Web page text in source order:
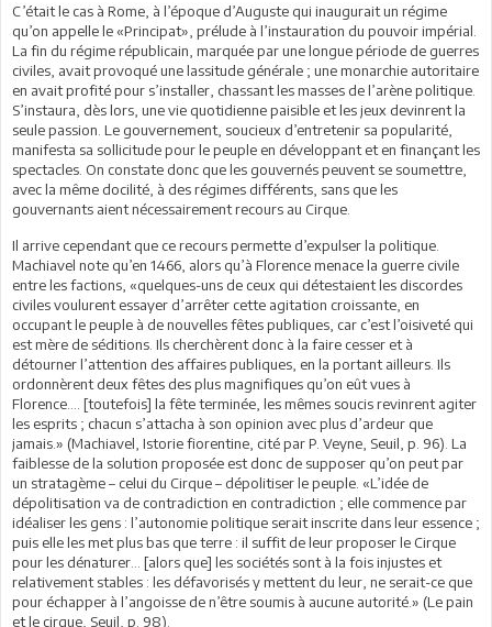
C’était le cas à Rome, à l’époque d’Auguste qui inaugurait un régime
qu’on appelle le «Principat», prélude à l’instauration du pouvoir impérial.
La fin du régime républicain, marquée par une longue période de guerres
civiles, avait provoqué une lassitude générale ; une monarchie autoritaire
en avait profité pour s’installer, chassant les masses de l’arène politique.
S’instaura, dès lors, une vie quotidienne paisible et les jeux devinrent la
seule passion. Le gouvernement, soucieux d’entretenir sa popularité,
manifesta sa sollicitude pour le peuple en développant et en finançant les
spectacles. On constate donc que les gouvernés peuvent se soumettre,
avec la même docilité, à des régimes différents, sans que les
gouvernants aient nécessairement recours au Cirque.
Il arrive cependant que ce recours permette d’expulser la politique.
Machiavel note qu’en 1466, alors qu’à Florence menace la guerre civile
entre les factions, «quelques-uns de ceux qui détestaient les discordes
civiles voulurent essayer d’arrêter cette agitation croissante, en
occupant le peuple à de nouvelles fêtes publiques, car c’est l’oisiveté qui
est mère de séditions. Ils cherchèrent donc à la faire cesser et à
détourner l’attention des affaires publiques, en la portant ailleurs. Ils
ordonnèrent deux fêtes des plus magnifiques qu’on eût vues à
Florence…. [toutefois] la fête terminée, les mêmes soucis revinrent agiter
les esprits ; chacun s’attacha à son opinion avec plus d’ardeur que
jamais.» (Machiavel, Istorie fiorentine, cité par P. Veyne, Seuil, p. 96). La
faiblesse de la solution proposée est donc de supposer qu’on peut par
un stratagème – celui du Cirque – dépolitiser le peuple. «L’idée de
dépolitisation va de contradiction en contradiction ; elle commence par
idéaliser les gens : l’autonomie politique serait inscrite dans leur essence ;
puis elle les met plus bas que terre : il suffit de leur proposer le Cirque
pour les dénaturer… [alors que] les sociétés sont à la fois injustes et
relativement stables : les défavorisés y mettent du leur, ne serait-ce que
pour échapper à l’angoisse de n’être soumis à aucune autorité.» (Le pain
et le cirque, Seuil, p. 98).